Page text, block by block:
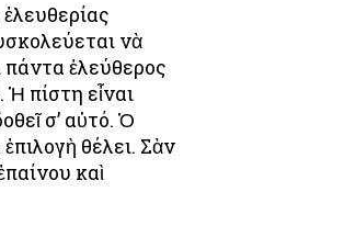
νὰ
ἐλεύθερος
πίστη εἶναι
σ’ αὐτό. Ὁ
θέλει. Σὰν
καὶ